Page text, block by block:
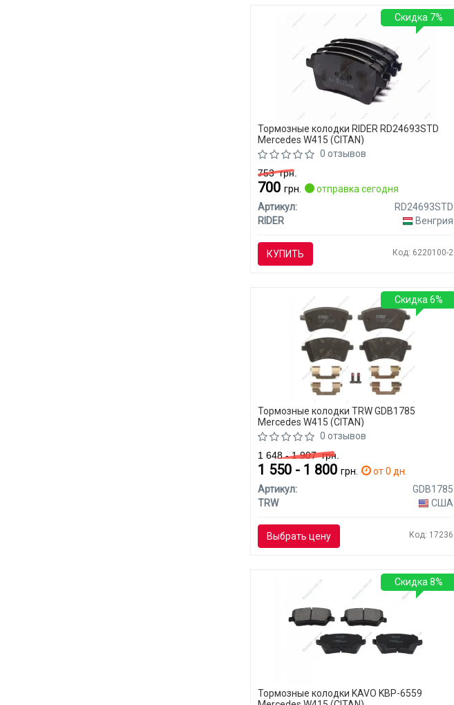
Тормозные колодки RIDER RD24693STD
Mercedes W415 (CITAN)
0 отзывов
753грн.
700 грн.
отправка сегодня
Артикул:
RD24693STD
RIDER
Венгрия
КУПИТЬ Код: 6220100-2
Скидка 7%
Тормозные колодки TRW GDB1785
Mercedes W415 (CITAN)
0 отзывов
1 648 - 1 907грн.
1 550 - 1 800 грн.
от 0 дн.
Артикул:
GDB1785
TRW
США
Выбрать цену Код: 17236
Скидка 6%
Тормозные колодки KAVO KBP-6559
Скидка 8%